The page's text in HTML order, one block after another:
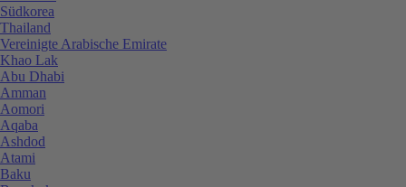
Südkorea
Thailand
Vereinigte Arabische Emirate
Khao Lak
Abu Dhabi
Amman
Aomori
Aqaba
Ashdod
Atami
Baku